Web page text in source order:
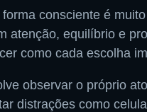
Buscar rádio
consciente é
atenção, equilíbrio e
como cada escolha
observar o próprio
distrações como